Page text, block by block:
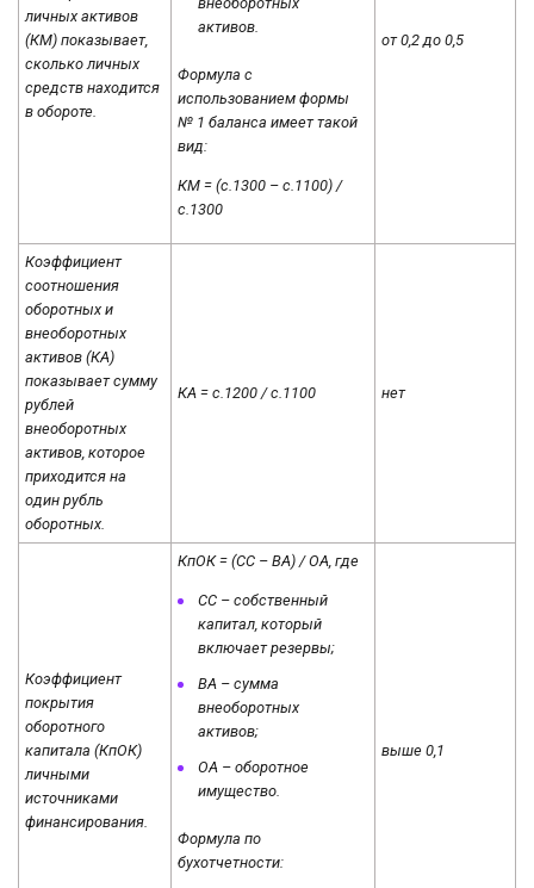
личных активов
(КМ) показывает,
сколько личных
средств находится
в обороте.
активов.
Формула с
использованием формы
№ 1 баланса имеет такой
вид:
КМ = (с.1300 – с.1100) /
с.1300
от 0,2 до 0,5
Коэффициент
соотношения
оборотных и
внеоборотных
активов (КА)
показывает сумму
рублей
внеоборотных
активов, которое
приходится на
один рубль
оборотных.
КА = с.1200 / с.1100 нет
Коэффициент
покрытия
оборотного
капитала (КпОК)
личными
источниками
финансирования.
КпОК = (СС – ВА) / ОА, где
СС – собственный
капитал, который
включает резервы;
ВА – сумма
внеоборотных
активов;
ОА – оборотное
имущество.
Формула по
бухотчетности:
выше 0,1